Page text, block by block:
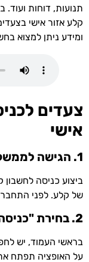
תנועות, דוחות
קלע אזור אישי
ומידע ניתן למצוא
צעדים
אישי
1. הגישה לממשק המקוון
ביצוע כניסה
של קלע. לפני
2. בחירת "כניסה לחשבון אישי"
בראשי העמוד, יש
על האופציה תפתח